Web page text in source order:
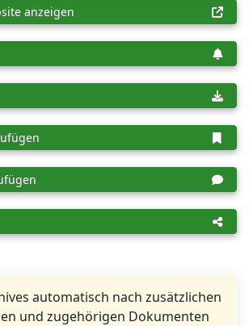
anzeigen
automatisch nach zusätzlichen
und zugehörigen Dokumenten